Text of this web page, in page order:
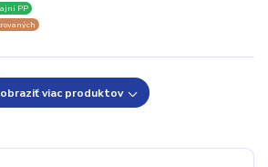
PP
viac produktov